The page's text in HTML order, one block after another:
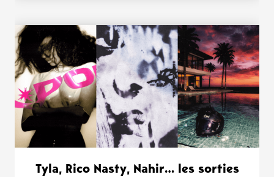
Tyla, Rico Nasty, Nahir… les sorties